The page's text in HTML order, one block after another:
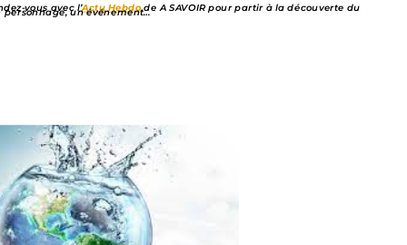
vous avec l’Actu Hebdode A SAVOIR pour partir à la découverte du
personnage, un événement…